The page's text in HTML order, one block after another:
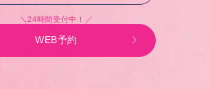
＼24時間受付中！／
WEB予約